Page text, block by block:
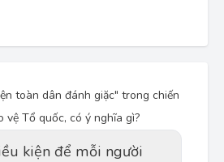
toàn dân đánh giặc" trong chiến
vệ Tổ quốc, có ý nghĩa gì?
kiện để mỗi người